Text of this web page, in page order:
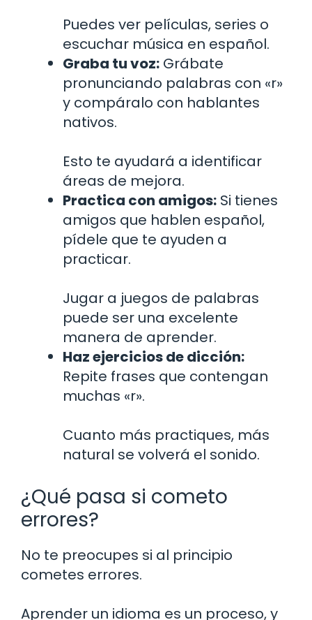
Puedes ver películas, series o
escuchar música en español.
Graba tu voz: Grábate
pronunciando palabras con «r»
y compáralo con hablantes
nativos.
Esto te ayudará a identificar
áreas de mejora.
Practica con amigos: Si tienes
amigos que hablen español,
pídele que te ayuden a
practicar.
Jugar a juegos de palabras
puede ser una excelente
manera de aprender.
Haz ejercicios de dicción:
Repite frases que contengan
muchas «r».
Cuanto más practiques, más
natural se volverá el sonido.
¿Qué pasa si cometo
errores?
No te preocupes si al principio
cometes errores.
Aprender un idioma es un proceso, y